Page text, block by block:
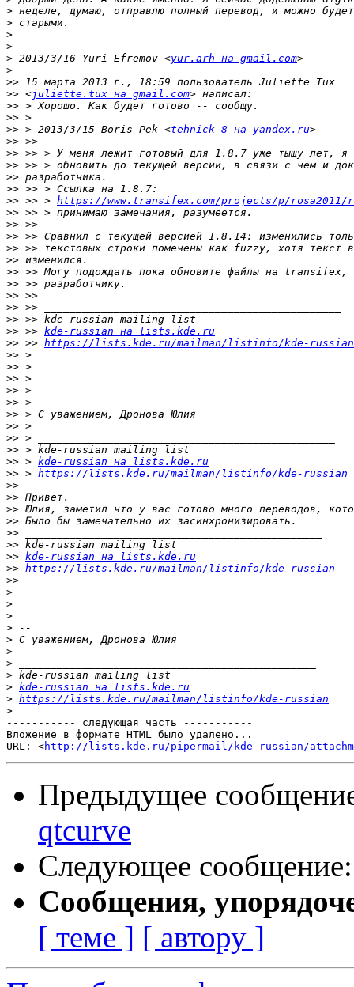
>
>
>
>
> 2013/3/16 Yuri Efremov <yur.arh на gmail.com
>
>>
>> <juliette.tux на gmail.com
>>
>>
>> > 2013/3/15 Boris Pek <tehnick-8 на yandex.ru
>>
>>
>>
>>
>>
>> >> > https://www.transifex.com/projects/p/rosa2011/
>>
>>
>>
>>
>>
>>
>>
>>
>>
>>
>> >> kde-russian на lists.kde.ru
>> >> https://lists.kde.ru/mailman/listinfo/kde-russian
>>
>>
>>
>>
>>
>>
>>
>>
>>
>> > kde-russian на lists.kde.ru
>> > https://lists.kde.ru/mailman/listinfo/kde-russian
>>
>>
>>
>>
>>
>>
>> kde-russian на lists.kde.ru
>> https://lists.kde.ru/mailman/listinfo/kde-russian
>>
>
>
>
>
>
>
>
>
> kde-russian на lists.kde.ru
> https://lists.kde.ru/mailman/listinfo/kde-russian
>
----------- следующая часть -----------
Вложение в формате HTML было удалено...
URL: <http://lists.kde.ru/pipermail/kde-russian/
Предыдущее
qtcurve
Следующее
Сообщения,
[ теме ] [ автору ]